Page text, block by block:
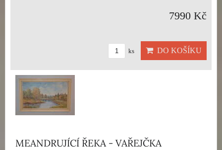
7990 Kč
ks DO KOŠÍKU
MEANDRUJÍCÍ ŘEKA - VAŘEJČKA